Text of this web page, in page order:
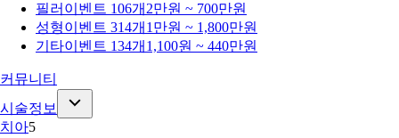
필러 이벤트 106개 2만원 ~ 700만원
성형이벤트 314개 1만원 ~ 1,800만원
기타이벤트 134개 1,100원 ~ 440만원
커뮤니티
시술정보
치아5